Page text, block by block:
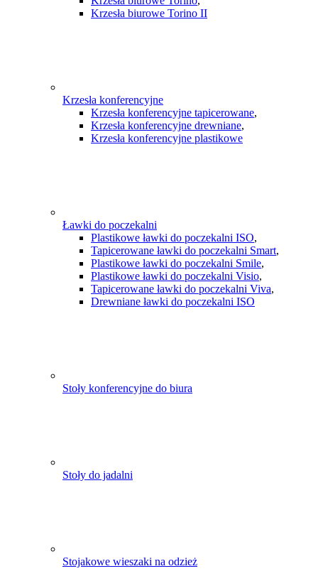
Krzesła biurowe Torino II
Krzesła konferencyjne
Krzesła konferencyjne tapicerowane,
Krzesła konferencyjne drewniane,
Krzesła konferencyjne plastikowe
Ławki do poczekalni
Plastikowe ławki do poczekalni ISO,
Tapicerowane ławki do poczekalni Smart,
Plastikowe ławki do poczekalni Smile,
Plastikowe ławki do poczekalni Visio,
Tapicerowane ławki do poczekalni Viva,
Drewniane ławki do poczekalni ISO
Stoły konferencyjne do biura
Stoły do jadalni
Stojakowe wieszaki na odzież